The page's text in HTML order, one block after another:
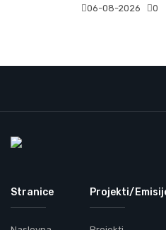
06-08-2026 0
Stranice Projekti/